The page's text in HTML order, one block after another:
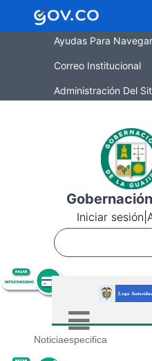
Ayudas Para
Correo Institucional
Administración Del
Iniciar sesión
Noticiaespecifica